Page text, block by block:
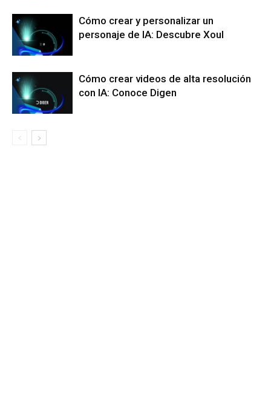
Cómo crear y personalizar un
personaje de IA: Descubre Xoul
Cómo crear videos de alta resolución
con IA: Conoce Digen